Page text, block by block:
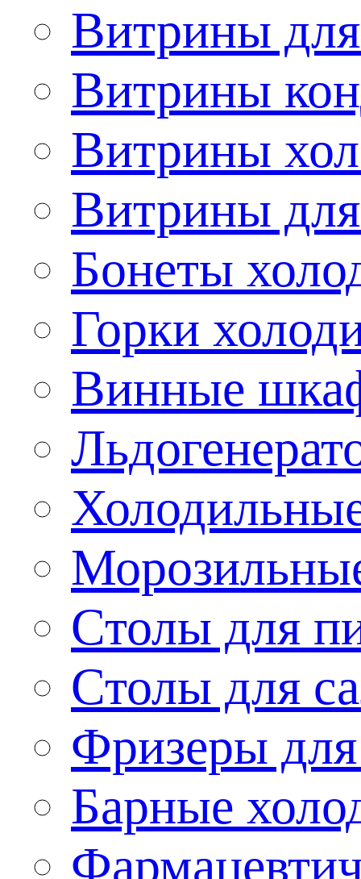
Витрины
Витрины
Витрины
Витрины
Бонеты
Горки
Винные
Столы для
Столы для
Фризеры
Барные